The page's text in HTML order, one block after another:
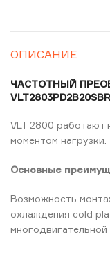
ОПИСАНИЕ
ЧАСТОТНЫЙ
VLT 2800 работают
моментом нагрузки.
Основные
Возможность
охлаждения cold
многодвигательной